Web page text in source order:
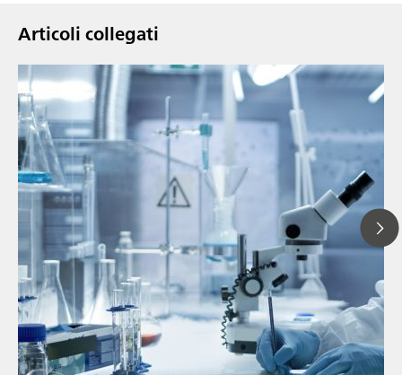
Articoli collegati
// Articolo
// Spettroscopia nel vicino infrarosso (NIR)
// Misure dirette